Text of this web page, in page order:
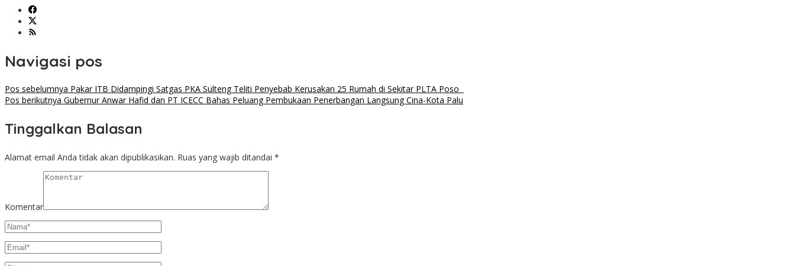
Navigasi pos
Pos sebelumnya Pakar ITB Didampingi Satgas PKA Sulteng Teliti Penyebab Kerusakan 25 Rumah di Sekitar PLTA Poso
Pos berikutnya Gubernur Anwar Hafid dan PT ICECC Bahas Peluang Pembukaan Penerbangan Langsung Cina-Kota Palu
Tinggalkan Balasan
Alamat email Anda tidak akan dipublikasikan. Ruas yang wajib ditandai *
Komentar